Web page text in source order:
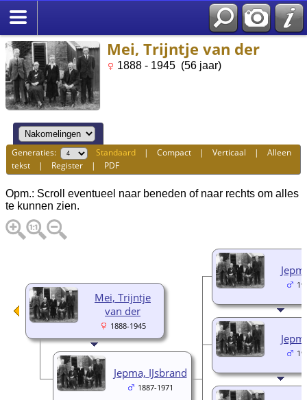
Mei, Trijntje van der
1888 - 1945 (56 jaar)
Generaties: Standaard |Compact |Verticaal |Alleen
tekst | Register | PDF
Opm.: Scroll eventueel naar beneden of naar rechts om alles
te kunnen zien.
Mei, Trijntje
van der
1888-1945
Jepma, IJsbrand
1887-1971